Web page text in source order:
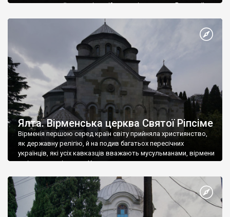
диктувати свої умови візантійському імператору Василю ІІ, та
Херсонесі Володимир-язичник, став Василем-християнином.
А потім було Хрещення Русі. На честь Херсонесу Таврійського
Ялта. Вірменська церква Святої Ріпсіме
Вірменія першою серед країн світу прийняла християнство,
як державну релігію, й на подив багатьох пересічних
українців, які усіх кавказців вважають мусульманами, вірмени
є відданими вірянами Христа